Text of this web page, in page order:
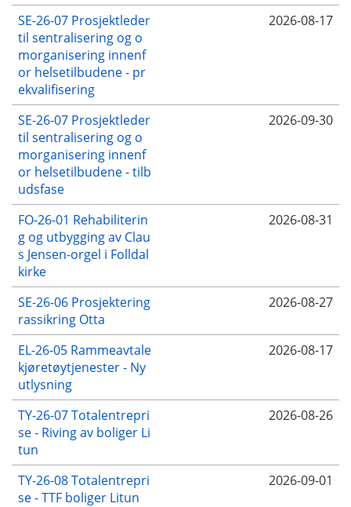
SE-26-07 Prosjektleder
til sentralisering og o
morganisering innenf
or helsetilbudene - pr
ekvalifisering
2026-08-17
SE-26-07 Prosjektleder
til sentralisering og o
morganisering innenf
or helsetilbudene - tilb
udsfase
2026-09-30
FO-26-01 Rehabiliterin
g og utbygging av Clau
s Jensen-orgel i Folldal
kirke
2026-08-31
SE-26-06 Prosjektering
rassikring Otta
2026-08-27
EL-26-05 Rammeavtale
kjøretøytjenester - Ny
utlysning
2026-08-17
TY-26-07 Totalentrepri
se - Riving av boliger Li
tun
2026-08-26
TY-26-08 Totalentrepri
se - TTF boliger Litun
2026-09-01